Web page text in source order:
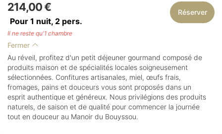
214,00 €
Pour 1 nuit, 2 pers.
Réserver
Il ne reste qu'1 chambre
Fermer
Au réveil, profitez d'un petit déjeuner gourmand composé de
produits maison et de spécialités locales soigneusement
sélectionnées. Confitures artisanales, miel, œufs frais,
fromages, pains et douceurs vous sont proposés dans un
esprit authentique et généreux. Nous privilégions des produits
naturels, de saison et de qualité pour commencer la journée
tout en douceur au Manoir du Bouyssou.